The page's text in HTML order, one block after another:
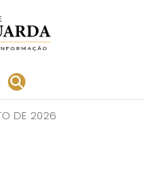
DE 2026